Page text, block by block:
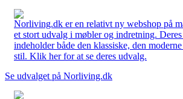
Norliving.dk er en relativt ny webshop på
et stort udvalg i møbler og indretning.
indeholder både den klassiske, den
stil. Klik her for at se deres udvalg.
Se udvalget på Norliving.dk